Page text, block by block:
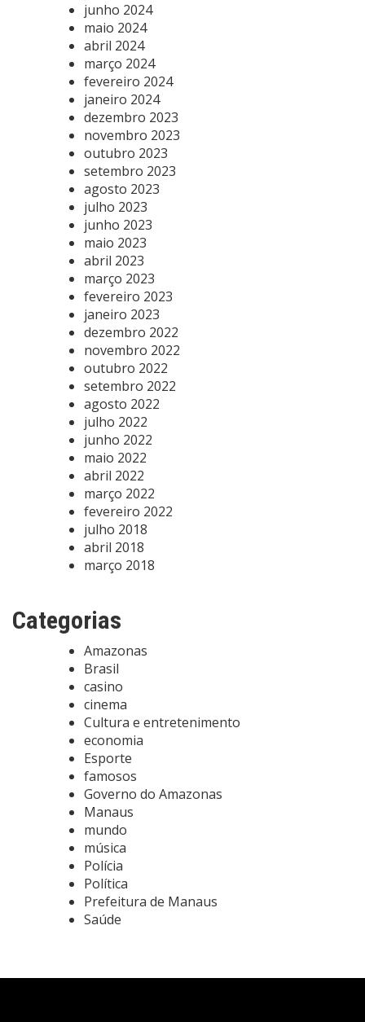
junho 2024
maio 2024
abril 2024
março 2024
fevereiro 2024
janeiro 2024
dezembro 2023
novembro 2023
outubro 2023
setembro 2023
agosto 2023
julho 2023
junho 2023
maio 2023
abril 2023
março 2023
fevereiro 2023
janeiro 2023
dezembro 2022
novembro 2022
outubro 2022
setembro 2022
agosto 2022
julho 2022
junho 2022
maio 2022
abril 2022
março 2022
fevereiro 2022
julho 2018
abril 2018
março 2018
Categorias
Amazonas
Brasil
casino
cinema
Cultura e entretenimento
economia
Esporte
famosos
Governo do Amazonas
Manaus
mundo
música
Polícia
Política
Prefeitura de Manaus
Saúde